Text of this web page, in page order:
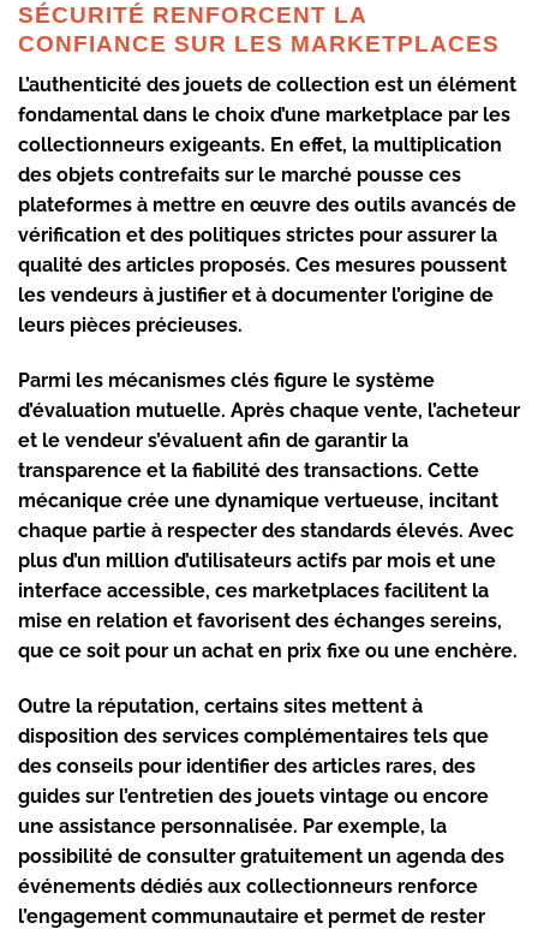
SÉCURITÉ RENFORCENT LA
CONFIANCE SUR LES MARKETPLACES
L’authenticité des jouets de collection est un élément
fondamental dans le choix d’une marketplace par les
collectionneurs exigeants. En effet, la multiplication
des objets contrefaits sur le marché pousse ces
plateformes à mettre en œuvre des outils avancés de
vérification et des politiques strictes pour assurer la
qualité des articles proposés. Ces mesures poussent
les vendeurs à justifier et à documenter l’origine de
leurs pièces précieuses.
Parmi les mécanismes clés figure le système
d’évaluation mutuelle. Après chaque vente, l’acheteur
et le vendeur s’évaluent afin de garantir la
transparence et la fiabilité des transactions. Cette
mécanique crée une dynamique vertueuse, incitant
chaque partie à respecter des standards élevés. Avec
plus d’un million d’utilisateurs actifs par mois et une
interface accessible, ces marketplaces facilitent la
mise en relation et favorisent des échanges sereins,
que ce soit pour un achat en prix fixe ou une enchère.
Outre la réputation, certains sites mettent à
disposition des services complémentaires tels que
des conseils pour identifier des articles rares, des
guides sur l’entretien des jouets vintage ou encore
une assistance personnalisée. Par exemple, la
possibilité de consulter gratuitement un agenda des
événements dédiés aux collectionneurs renforce
l’engagement communautaire et permet de rester